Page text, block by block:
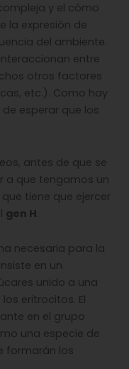
y el cómo
la expresión de
del ambiente.
entre
otros factores
etc.). Como hay
esperar que los
antes de que se
a que tengamos un
tiene que ejercer
gen H.
necesaria para la
en un
unido a una
eritrocitos. El
en el grupo
una especie de
formarán los